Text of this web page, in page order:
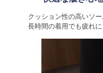
クッション性の高いソ
長時間の着用でも疲れ